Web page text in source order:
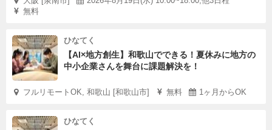
無料
ひなてく
【AI×地方創生】和歌山でできる！夏休みに地方の
中小企業さんを舞台に課題解決を！
フルリモートOK, 和歌山 [和歌山市] 無料 1ヶ月からOK
ひなてく